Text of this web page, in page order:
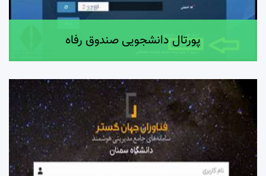
پورتال دانشجویی صندوق رفاه